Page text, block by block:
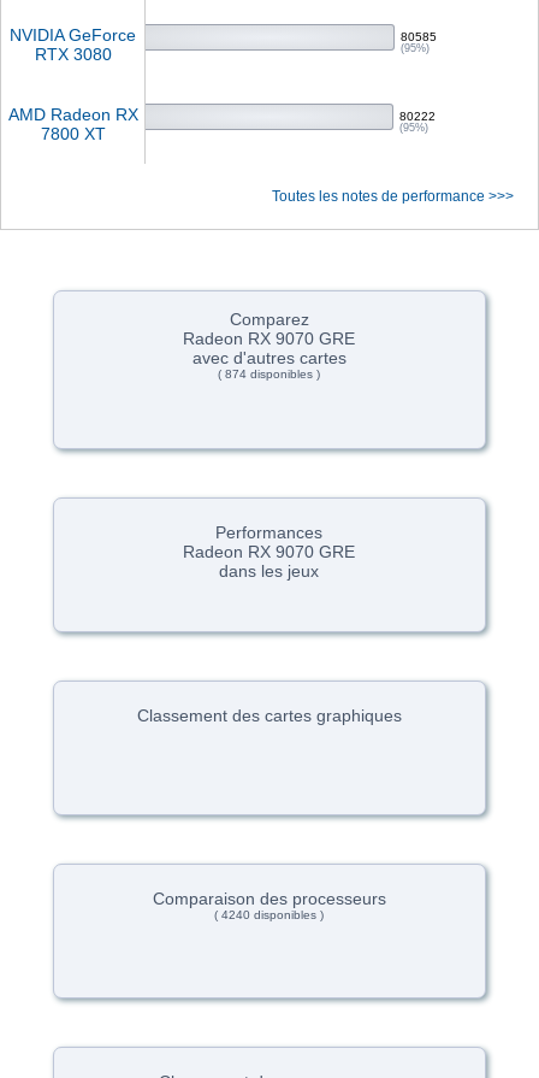
NVIDIA GeForce
RTX 3080
80585
(95%)
AMD Radeon RX
7800 XT
80222
(95%)
Toutes les notes de performance >>>
Comparez
Radeon RX 9070 GRE
avec d'autres cartes
( 874 disponibles )
Performances
Radeon RX 9070 GRE
dans les jeux
Classement des cartes graphiques
Comparaison des processeurs
( 4240 disponibles )